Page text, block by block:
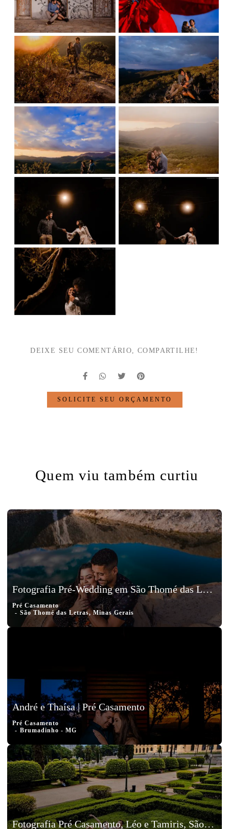
DEIXE SEU COMENTÁRIO, COMPARTILHE!
SOLICITE SEU ORÇAMENTO
Quem viu também curtiu
Fotografia Pré-Wedding em São Thomé das Letras, Minas Gerais, Bruno e Jéssica
Pré Casamento
São Thomé das Letras, Minas Gerais
André e Thaísa | Pré Casamento
Pré Casamento
Brumadinho - MG
Fotografia Pré Casamento, Léo e Tamiris, São Paulo, Museu da Independência, SP